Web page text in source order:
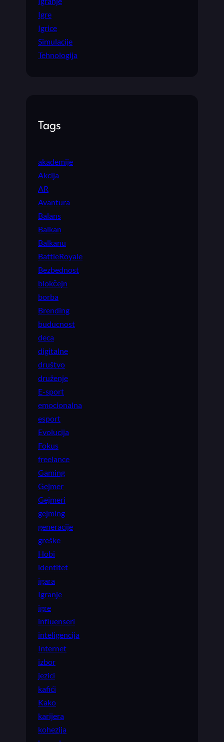
Igre
Igrice
Simulacije
Tehnologija
Tags
akademije
Akcija
AR
Avantura
Balans
Balkan
Balkanu
BattleRoyale
Bezbednost
blokčejn
borba
Brending
buducnost
deca
digitalne
društvo
druženje
E-sport
emocionalna
esport
Evolucija
Fokus
freelance
Gaming
Gejmer
Gejmeri
gejming
generacije
greške
Hobi
identitet
igara
Igranje
igre
influenseri
inteligencija
Internet
izbor
jezici
kafići
Kako
karijera
kohezija